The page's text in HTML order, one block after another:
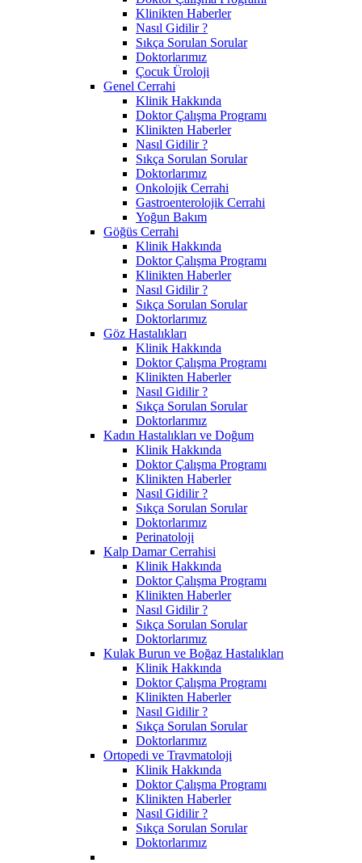
Klinikten Haberler
Nasıl Gidilir ?
Sıkça Sorulan Sorular
Doktorlarımız
Çocuk Üroloji
Genel Cerrahi
Klinik Hakkında
Doktor Çalışma Programı
Klinikten Haberler
Nasıl Gidilir ?
Sıkça Sorulan Sorular
Doktorlarımız
Onkolojik Cerrahi
Gastroenterolojik Cerrahi
Yoğun Bakım
Göğüs Cerrahi
Klinik Hakkında
Doktor Çalışma Programı
Klinikten Haberler
Nasıl Gidilir ?
Sıkça Sorulan Sorular
Doktorlarımız
Göz Hastalıkları
Klinik Hakkında
Doktor Çalışma Programı
Klinikten Haberler
Nasıl Gidilir ?
Sıkça Sorulan Sorular
Doktorlarımız
Kadın Hastalıkları ve Doğum
Klinik Hakkında
Doktor Çalışma Programı
Klinikten Haberler
Nasıl Gidilir ?
Sıkça Sorulan Sorular
Doktorlarımız
Perinatoloji
Kalp Damar Cerrahisi
Klinik Hakkında
Doktor Çalışma Programı
Klinikten Haberler
Nasıl Gidilir ?
Sıkça Sorulan Sorular
Doktorlarımız
Kulak Burun ve Boğaz Hastalıkları
Klinik Hakkında
Doktor Çalışma Programı
Klinikten Haberler
Nasıl Gidilir ?
Sıkça Sorulan Sorular
Doktorlarımız
Ortopedi ve Travmatoloji
Klinik Hakkında
Doktor Çalışma Programı
Klinikten Haberler
Nasıl Gidilir ?
Sıkça Sorulan Sorular
Doktorlarımız